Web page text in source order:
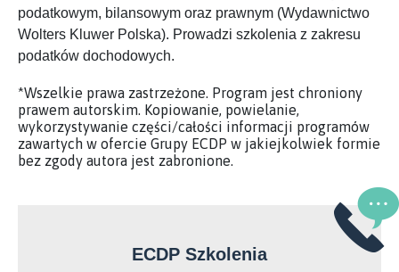
podatkowym, bilansowym oraz prawnym (Wydawnictwo
Wolters Kluwer Polska). Prowadzi szkolenia z zakresu
podatków dochodowych.
*Wszelkie prawa zastrzeżone. Program jest chroniony
prawem autorskim. Kopiowanie, powielanie,
wykorzystywanie części/całości informacji programów
zawartych w ofercie Grupy ECDP w jakiejkolwiek formie
bez zgody autora jest zabronione.
ECDP Szkolenia